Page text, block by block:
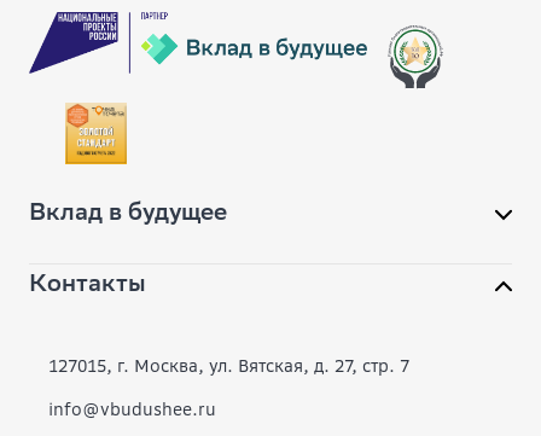
Вклад в будущее
О фонде
Современное образование
Контакты
127015, г. Москва, ул. Вятская, д. 27, стр. 7
info@vbudushee.ru